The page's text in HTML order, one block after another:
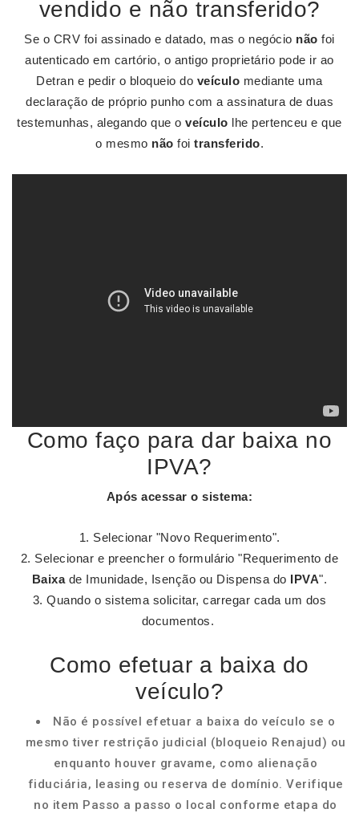
vendido e não transferido?
Se o CRV foi assinado e datado, mas o negócio não foi
autenticado em cartório, o antigo proprietário pode ir ao
Detran e pedir o bloqueio do veículo mediante uma
declaração de próprio punho com a assinatura de duas
testemunhas, alegando que oveículo lhe pertenceu e que
o mesmo não foi transferido.
Como faço para dar baixa no
IPVA?
Após acessar o sistema:
Selecionar "Novo Requerimento".
Selecionar e preencher o formulário "Requerimento de
Baixade Imunidade, Isenção ou Dispensa do IPVA".
Quando o sistema solicitar, carregar cada um dos
documentos. ​
Como efetuar a baixa do
veículo?
Não é possível efetuar a baixa do veículo se o
mesmo tiver restrição judicial (bloqueio Renajud) ou
enquanto houver gravame, como alienação
fiduciária, leasing ou reserva de domínio. Verifique
no item Passo a passo o local conforme etapa do